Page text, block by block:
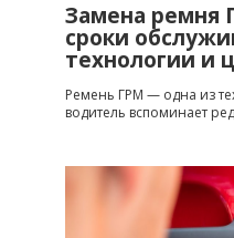
Замена ремня
сроки
технологии и
Ремень ГРМ — одна из
водитель вспоминает